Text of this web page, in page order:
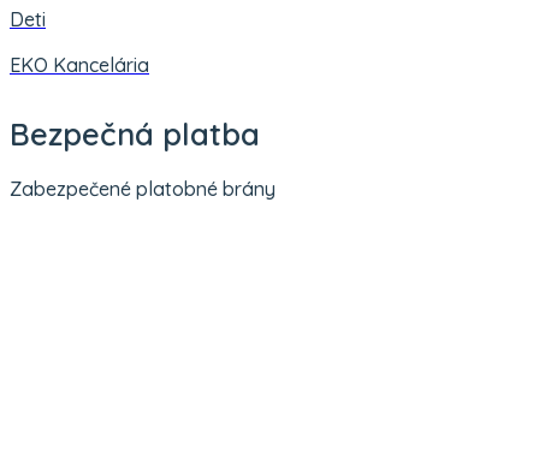
Deti
EKO Kancelária
Bezpečná platba
Zabezpečené platobné brány